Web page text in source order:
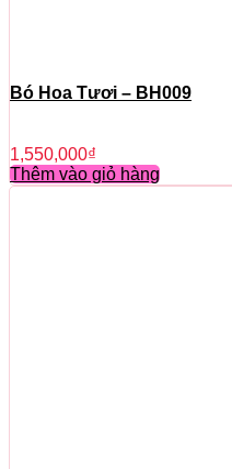
Bó Hoa Tươi – BH009
1,550,000₫
Thêm vào giỏ hàng